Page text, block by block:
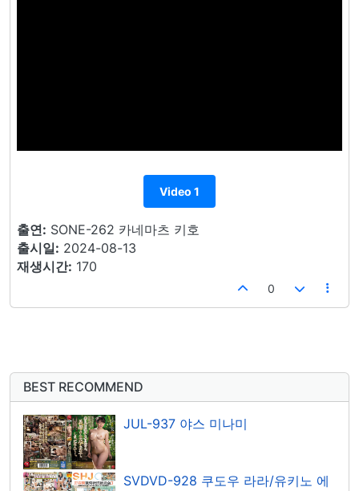
Video 1
출연: SONE-262 카네마츠 키호
출시일: 2024-08-13
재생시간: 170
0
BEST RECOMMEND
JUL-937 야스 미나미
SVDVD-928 쿠도우 라라/유키노 에